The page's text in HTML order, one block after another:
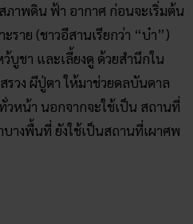
ภาพดิน ฟ้า อากาศ ก่อนจะเริ่มต้น
าย (ชาวอีสานเรียกว่า “บ๋า”)
บูชา และเลี้ยงดู ด้วยสำนึกใน
วง ผีปู่ตา ให้มาช่วยดลบันดาล
หน้า นอกจากจะใช้เป็น สถานที่
างพื้นที่ ยังใช้เป็นสถานที่เผาศพ